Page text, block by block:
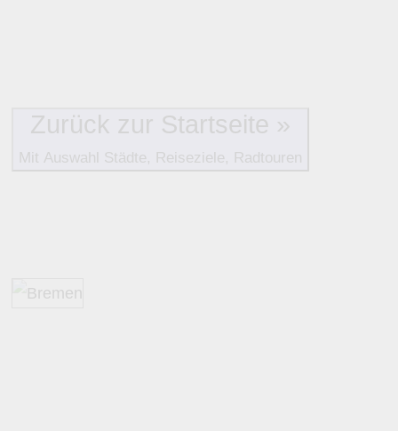
Zurück zur Startseite »
Mit Auswahl Städte, Reiseziele, Radtouren